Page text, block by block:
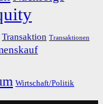
Transaktion Transaktionen
Wirtschaft/Politik